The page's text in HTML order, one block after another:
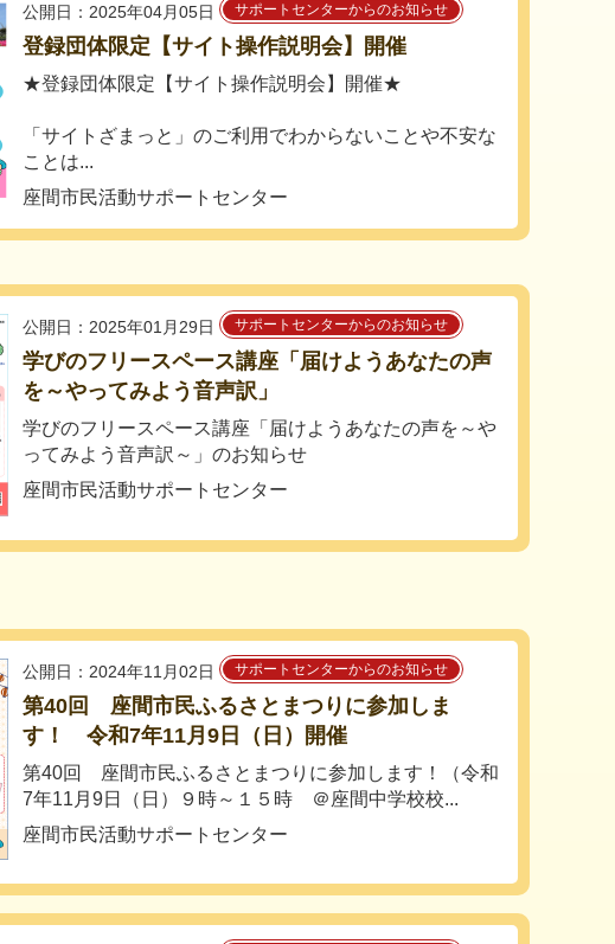
公開日：2025年04月05日 サポートセンターからのお知らせ
登録団体限定【サイト操作説明会】開催
★登録団体限定【サイト操作説明会】開催★
「サイトざまっと」のご利用でわからないことや不安な
ことは...
座間市民活動サポートセンター
公開日：2025年01月29日 サポートセンターからのお知らせ
学びのフリースペース講座「届けようあなたの声
を～やってみよう音声訳」
学びのフリースペース講座「届けようあなたの声を～や
ってみよう音声訳～」のお知らせ
座間市民活動サポートセンター
公開日：2024年11月02日 サポートセンターからのお知らせ
第40回 座間市民ふるさとまつりに参加しま
す！ 令和7年11月9日（日）開催
第40回 座間市民ふるさとまつりに参加します！（令和
7年11月9日（日）９時～１５時 ＠座間中学校校...
座間市民活動サポートセンター